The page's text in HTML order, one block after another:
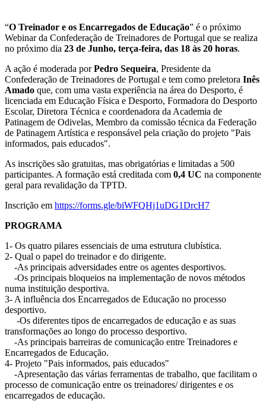
“O Treinador e os Encarregados de Educação” é o próximo
Webinar da Confederação de Treinadores de Portugal que se realiza
no próximo dia 23 de Junho, terça-feira, das 18 às 20 horas.
A ação é moderada porPedro Sequeira, Presidente da
Confederação de Treinadores de Portugal e tem como preletora Inês
Amado que, com uma vasta experiência na área do Desporto, é
licenciada em Educação Física e Desporto, Formadora do Desporto
Escolar, Diretora Técnica e coordenadora da Academia de
Patinagem de Odivelas, Membro da comissão técnica da Federação
de Patinagem Artística e responsável pela criação do projeto "Pais
informados, pais educados".
As inscrições são gratuitas, mas obrigatórias e limitadas a 500
participantes. A formação está creditada com 0,4 UC na componente
geral para revalidação da TPTD.
Inscrição em https://forms.gle/biWFQHj1uDG1DrcH7
PROGRAMA
1- Os quatro pilares essenciais de uma estrutura clubística.
2- Qual o papel do treinador e do dirigente.
-As principais adversidades entre os agentes desportivos.
-Os principais bloqueios na implementação de novos métodos
numa instituição desportiva.
3- A influência dos Encarregados de Educação no processo
desportivo.
-Os diferentes tipos de encarregados de educação e as suas
transformações ao longo do processo desportivo.
-As principais barreiras de comunicação entre Treinadores e
Encarregados de Educação.
4- Projeto "Pais informados, pais educados"
-Apresentação das várias ferramentas de trabalho, que facilitam o
processo de comunicação entre os treinadores/ dirigentes e os
encarregados de educação.